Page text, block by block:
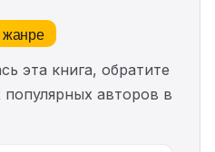
эта книга, обратите
авторов в